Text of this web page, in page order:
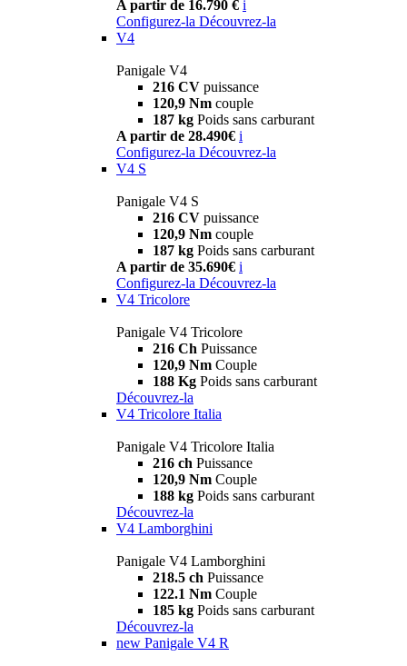
A partir de 16.790 € i
Configurez-la Découvrez-la
V4
Panigale V4
216 CV puissance
120,9 Nm couple
187 kg Poids sans carburant
A partir de 28.490€ i
Configurez-la Découvrez-la
V4 S
Panigale V4 S
216 CV puissance
120,9 Nm couple
187 kg Poids sans carburant
A partir de 35.690€ i
Configurez-la Découvrez-la
V4 Tricolore
Panigale V4 Tricolore
216 Ch Puissance
120,9 Nm Couple
188 Kg Poids sans carburant
Découvrez-la
V4 Tricolore Italia
Panigale V4 Tricolore Italia
216 ch Puissance
120,9 Nm Couple
188 kg Poids sans carburant
Découvrez-la
V4 Lamborghini
Panigale V4 Lamborghini
218.5 ch Puissance
122.1 Nm Couple
185 kg Poids sans carburant
Découvrez-la
new Panigale V4 R